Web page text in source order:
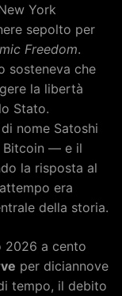
York
sepolto per
Freedom.
sosteneva che
la libertà
Stato.
nome Satoshi
Bitcoin — e il
la risposta al
era
della storia.
2026 a cento
per diciannove
tempo, il debito